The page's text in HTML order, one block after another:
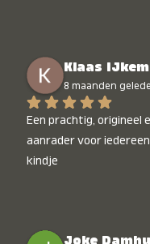
Klaas
8 maanden
Een prachtig, origineel
aanrader voor
kindje
Joke